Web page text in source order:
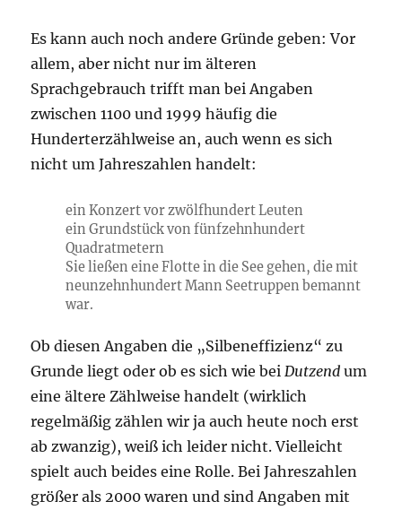
Es kann auch noch andere Gründe geben: Vor
allem, aber nicht nur im älteren
Sprachgebrauch trifft man bei Angaben
zwischen 1100 und 1999 häufig die
Hunderterzählweise an, auch wenn es sich
nicht um Jahreszahlen handelt:
ein Konzert vor zwölfhundert Leuten
ein Grundstück von fünfzehnhundert
Quadratmetern
Sie ließen eine Flotte in die See gehen, die mit
neunzehnhundert Mann Seetruppen bemannt
war.
Ob diesen Angaben die „Silbeneffizienz“ zu
Grunde liegt oder ob es sich wie beiDutzend um
eine ältere Zählweise handelt (wirklich
regelmäßig zählen wir ja auch heute noch erst
ab zwanzig), weiß ich leider nicht. Vielleicht
spielt auch beides eine Rolle. Bei Jahreszahlen
größer als 2000 waren und sind Angaben mit